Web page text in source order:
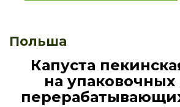
Польша
Капуста
на упаковочных